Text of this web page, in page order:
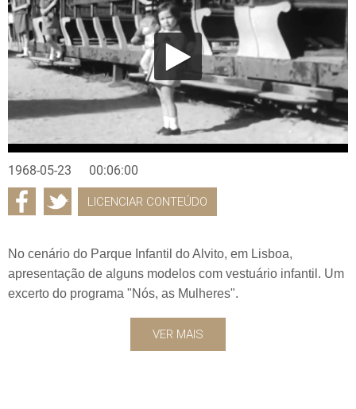
1968-05-23 00:06:00
LICENCIAR CONTEÚDO
No cenário do Parque Infantil do Alvito, em Lisboa,
apresentação de alguns modelos com vestuário infantil. Um
excerto do programa "Nós, as Mulheres".
VER MAIS